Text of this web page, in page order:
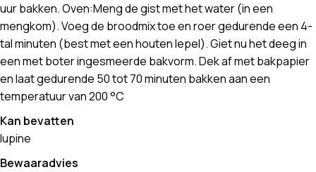
uur bakken. Oven:Meng de gist met het water (in een
mengkom). Voeg de broodmix toe en roer gedurende een 4-
tal minuten (best met een houten lepel). Giet nu het deeg in
een met boter ingesmeerde bakvorm. Dek af met bakpapier
en laat gedurende 50 tot 70 minuten bakken aan een
temperatuur van 200 °C
Kan bevatten
lupine
Bewaaradvies